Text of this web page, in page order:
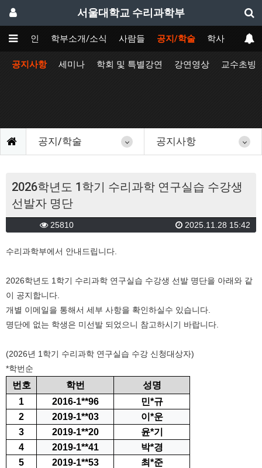
서울대학교 수리과학부
메인 학부소개/소식 사람들 공지/학술 학사
공지사항 세미나 학회 및 특별강연 강연영상 교수초빙
공지/학술 공지사항
2026학년도 1학기 수리과학 연구실습 수강생
선발자 명단
25810 2025.11.28 15:42
수리과학부에서 안내드립니다.
2026학년도 1학기 수리과학 연구실습 수강생 선발 명단을 아래와 같
이 공지합니다.
개별 이메일을 통해서 세부 사항을 확인하실수 있습니다.
명단에 없는 학생은 미선발 되었으니 참고하시기 바랍니다.
(2026년 1학기 수리과학 연구실습 수강 신청대상자)
*학번순
번호 학번
성명
1
2016-1**96
민*규
2
2019-1**03
이*운
3
2019-1**20
윤*기
4
2019-1**41
박*경
5
2019-1**53
최*준